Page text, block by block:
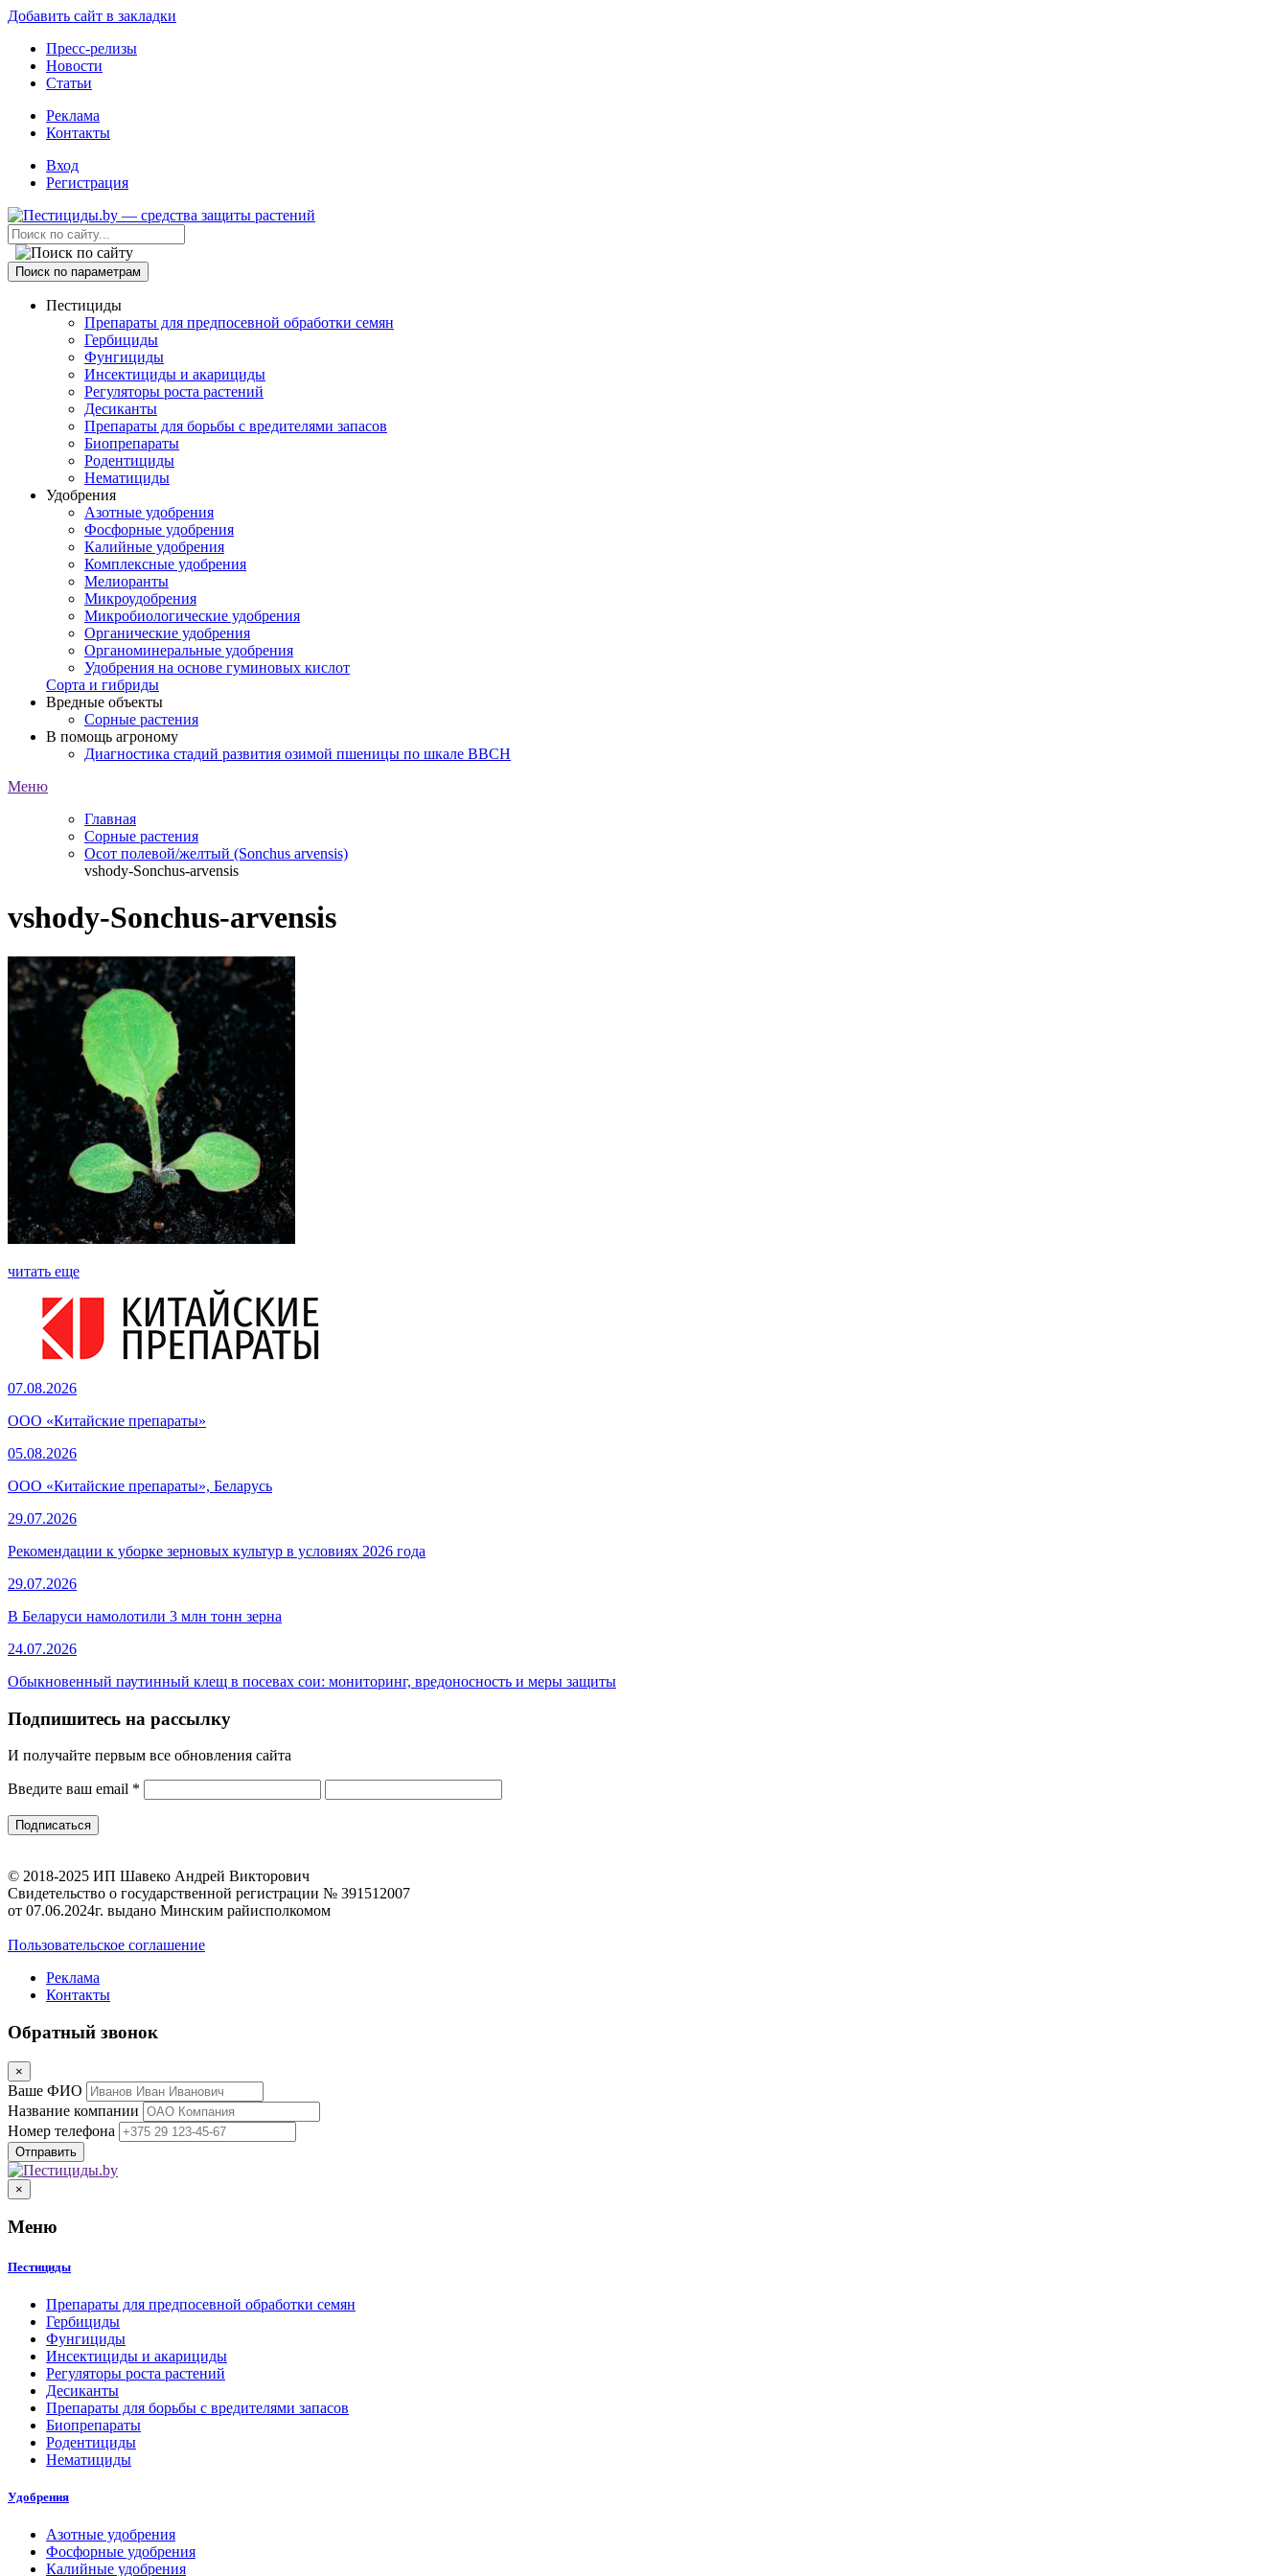
Добавить сайт в закладки
Пресс-релизы
Новости
Статьи
Реклама
Контакты
Вход
Регистрация
Поиск по параметрам
Пестициды
Препараты для предпосевной обработки семян
Гербициды
Фунгициды
Инсектициды и акарициды
Регуляторы роста растений
Десиканты
Препараты для борьбы с вредителями запасов
Биопрепараты
Родентициды
Нематициды
Удобрения
Азотные удобрения
Фосфорные удобрения
Калийные удобрения
Комплексные удобрения
Мелиоранты
Микроудобрения
Микробиологические удобрения
Органические удобрения
Органоминеральные удобрения
Удобрения на основе гуминовых кислот
Сорта и гибриды
Вредные объекты
Сорные растения
В помощь агроному
Диагностика стадий развития озимой пшеницы по шкале ВВСН
Меню
Главная
Сорные растения
Осот полевой/желтый (Sonchus arvensis)
vshody-Sonchus-arvensis
vshody-Sonchus-arvensis
читать еще
07.08.2026
ООО «Китайские препараты»
05.08.2026
ООО «Китайские препараты», Беларусь
29.07.2026
Рекомендации к уборке зерновых культур в условиях 2026 года
29.07.2026
В Беларуси намолотили 3 млн тонн зерна
24.07.2026
Обыкновенный паутинный клещ в посевах сои: мониторинг, вредоносность и меры защиты
Подпишитесь на рассылку
И получайте первым все обновления сайта
Введите ваш email *
© 2018-2025 ИП Шавеко Андрей Викторович
Свидетельство о государственной регистрации № 391512007
от 07.06.2024г. выдано Минским райисполкомом
Пользовательское соглашение
Реклама
Контакты
Обратный звонок
×
Ваше ФИО
Название компании
Номер телефона
×
Меню
Пестициды
Препараты для предпосевной обработки семян
Гербициды
Фунгициды
Инсектициды и акарициды
Регуляторы роста растений
Десиканты
Препараты для борьбы с вредителями запасов
Биопрепараты
Родентициды
Нематициды
Удобрения
Азотные удобрения
Фосфорные удобрения
Калийные удобрения